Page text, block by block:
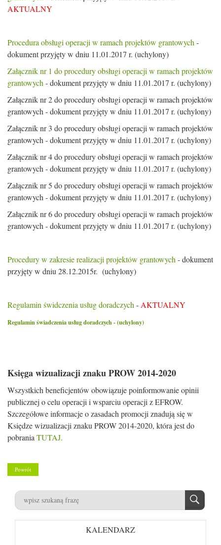
AKTUALNY
Procedura obsługi operacji w ramach projektów grantowych -
dokument przyjęty w dniu 11.01.2017 r. (uchylony)
Załącznik nr 1 do procedury obsługi operacji w ramach projektów
grantowych - dokument przyjęty w dniu 11.01.2017 r. (uchylony)
Załącznik nr 2 do procedury obsługi operacji w ramach projektów
grantowych - dokument przyjęty w dniu 11.01.2017 r. (uchylony)
Załącznik nr 3 do procedury obsługi operacji w ramach projektów
grantowych - dokument przyjęty w dniu 11.01.2017 r. (uchylony)
Załącznik nr 4 do procedury obsługi operacji w ramach projektów
grantowych - dokument przyjęty w dniu 11.01.2017 r. (uchylony)
Załącznik nr 5 do procedury obsługi operacji w ramach projektów
grantowych - dokument przyjęty w dniu 11.01.2017 r. (uchylony)
Załącznik nr 6 do procedury obsługi operacji w ramach projektów
grantowych - dokument przyjęty w dniu 11.01.2017 r. (uchylony)
Procedury w zakresie realizacji projektów grantowych - dokument
przyjęty w dniu 28.12.2015r. (uchylony)
Regulamin świdczenia usług doradczych - AKTUALNY
Regulamin świadczenia usług doradczych - (uchylony)
Księga wizualizacji znaku PROW 2014-2020
Wszystkich beneficjentów obowiązuje poinformowanie opinii
publicznej o celu operacji i wsparciu operacji z EFROW.
Szczegółowe informacje o zasadach promocji znadują się w
Księdze wizualizacji znaku PROW 2014-2020, która jest do
pobrania TUTAJ.
Powrót
KALENDARZ